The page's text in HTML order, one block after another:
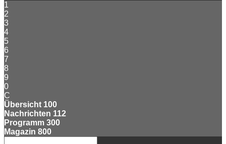
1
2
3
4
5
6
7
8
9
0
C
Übersicht 100
Nachrichten 112
Programm 300
Magazin 800